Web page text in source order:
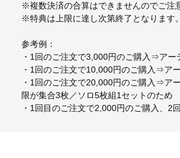
※複数決済の合算はできませんのでご注
※特典は上限に達し次第終了となります。
参考例：
・1回のご注文で3,000円のご購入⇒ア
・1回のご注文で10,000円のご購入⇒ア
・1回のご注文で20,000円のご購入⇒
限が集合3枚／ソロ5枚組1セットのため
・1回目のご注文で2,000円のご購入、